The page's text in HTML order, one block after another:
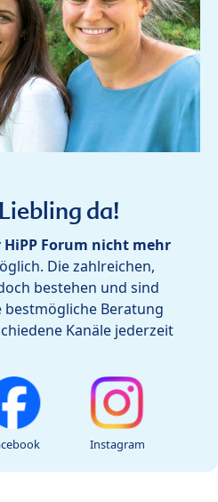
da!
Forum nicht mehr
Die zahlreichen,
bestehen und sind
Beratung
Kanäle jederzeit
Instagram